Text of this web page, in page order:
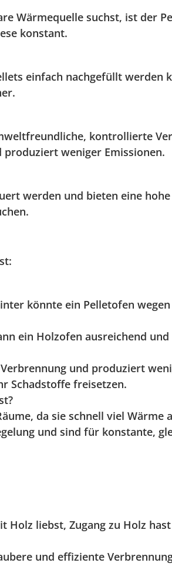
Wärmequelle suchst, ist der
konstant.
einfach nachgefüllt werden
kontrollierte
weniger Emissionen.
werden und bieten eine
könnte ein Pelletofen
ein Holzofen ausreichend
und produziert
Schadstoffe freisetzen.
da sie schnell viel Wärme
und sind für konstante,
Holz liebst, Zugang zu Holz
und effiziente